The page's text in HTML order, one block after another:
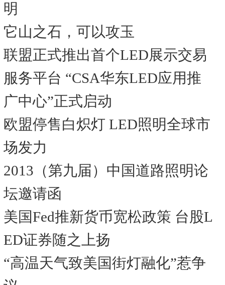
明
它山之石，可以攻玉
联盟正式推出首个LED展示交易
服务平台 “CSA华东LED应用推
广中心”正式启动
欧盟停售白炽灯 LED照明全球市
场发力
2013（第九届）中国道路照明论
坛邀请函
美国Fed推新货币宽松政策 台股L
ED证券随之上扬
“高温天气致美国街灯融化”惹争